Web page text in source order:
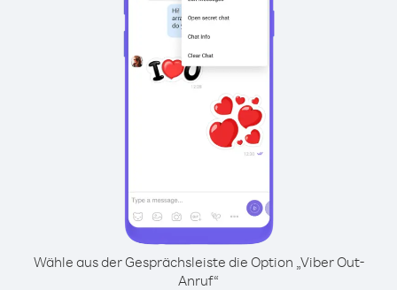
Wähle aus der Gesprächsleiste die Option „Viber Out-
Anruf“